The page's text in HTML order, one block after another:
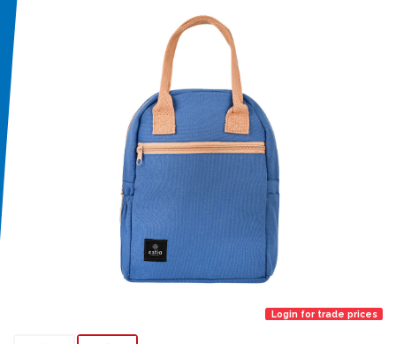
Login for trade prices